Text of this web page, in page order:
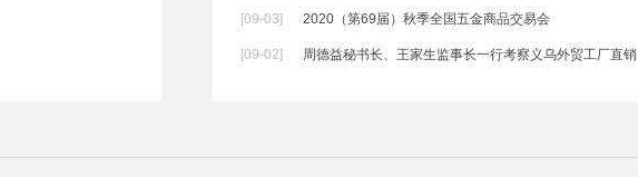
[09-03] 2020（第69届）秋季全国五金商品交易会
[09-02] 周德益秘书长、王家生监事长一行考察义乌外贸工厂直销